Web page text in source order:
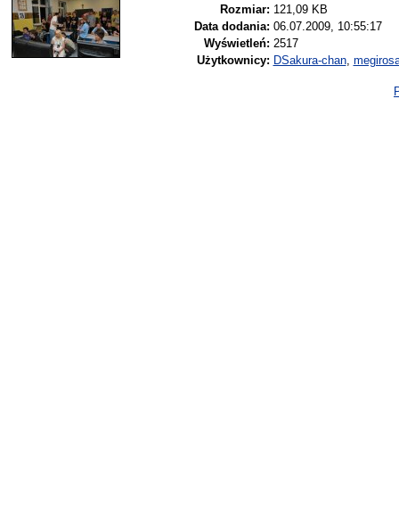
Rozmiar: 121,09 KB
Data dodania: 06.07.2009, 10:55:17
Wyświetleń: 2517
Użytkownicy: DSakura-chan,